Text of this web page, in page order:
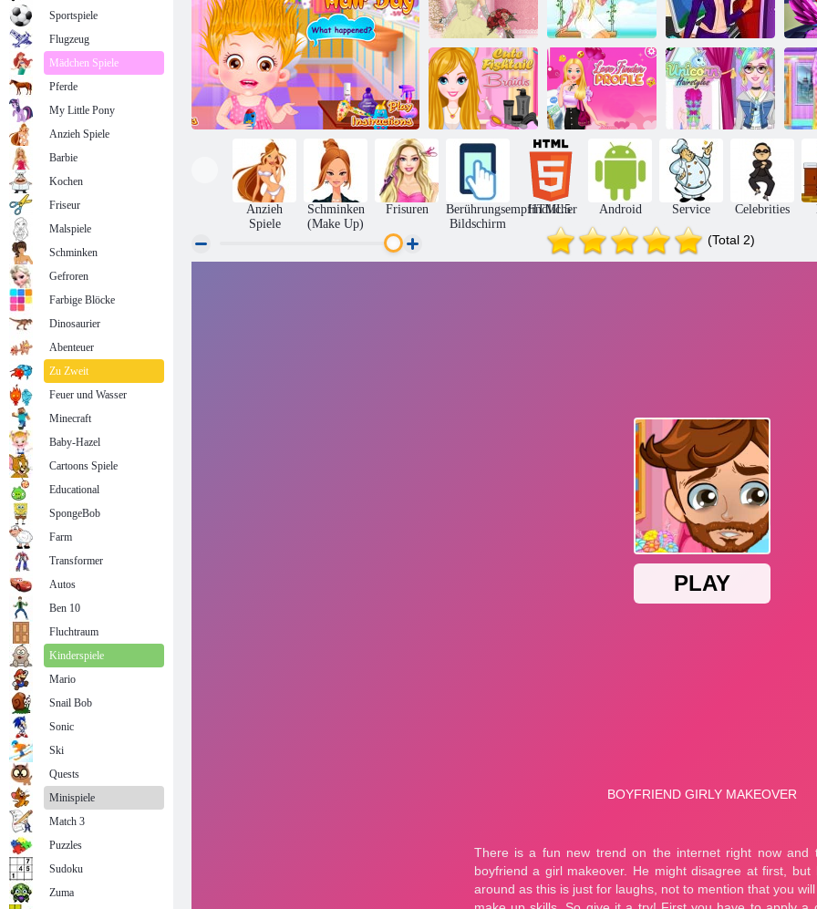
Hochzeitslilie 2 Gartenprinzessin
Mein Karriere-
Quiz
Süße
Fischschwanz-
Zöpfe
Liebe Finder
Profil
Einhorn-
Frisuren
Anzieh
Spiele
Schminken
(Make Up)
Frisuren
Berührungsempfindlicher
Bildschirm
HTML5 Android Service Celebrities
(Total 2)
Sportspiele
Flugzeug
Mädchen Spiele
Pferde
My Little Pony
Anzieh Spiele
Barbie
Kochen
Friseur
Malspiele
Schminken
Gefroren
Farbige Blöcke
Dinosaurier
Abenteuer
Zu Zweit
Feuer und Wasser
Minecraft
Baby-Hazel
Cartoons Spiele
Educational
SpongeBob
Farm
Transformer
Autos
Ben 10
Fluchtraum
Kinderspiele
Mario
Snail Bob
Sonic
Ski
Quests
Minispiele
Match 3
Puzzles
Sudoku
Zuma